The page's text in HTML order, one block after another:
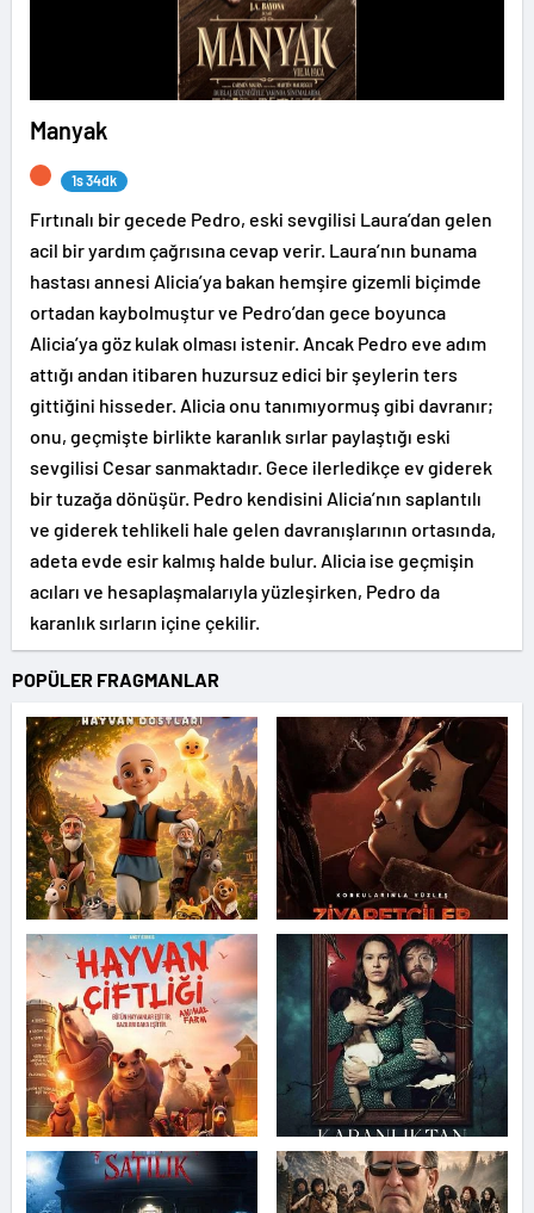
Manyak
1s 34dk
Fırtınalı bir gecede Pedro, eski sevgilisi Laura’dan gelen
acil bir yardım çağrısına cevap verir. Laura’nın bunama
hastası annesi Alicia’ya bakan hemşire gizemli biçimde
ortadan kaybolmuştur ve Pedro’dan gece boyunca
Alicia’ya göz kulak olması istenir. Ancak Pedro eve adım
attığı andan itibaren huzursuz edici bir şeylerin ters
gittiğini hisseder. Alicia onu tanımıyormuş gibi davranır;
onu, geçmişte birlikte karanlık sırlar paylaştığı eski
sevgilisi Cesar sanmaktadır. Gece ilerledikçe ev giderek
bir tuzağa dönüşür. Pedro kendisini Alicia’nın saplantılı
ve giderek tehlikeli hale gelen davranışlarının ortasında,
adeta evde esir kalmış halde bulur. Alicia ise geçmişin
acıları ve hesaplaşmalarıyla yüzleşirken, Pedro da
karanlık sırların içine çekilir.
POPÜLER FRAGMANLAR